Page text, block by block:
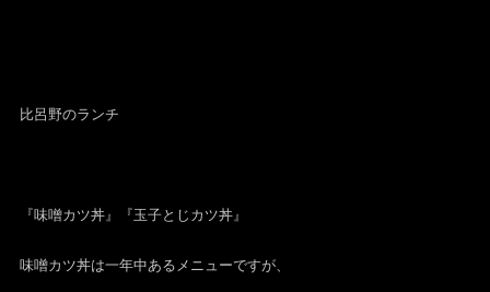
比呂野のランチ
『味噌カツ丼』『玉子とじカツ丼』
味噌カツ丼は一年中あるメニューですが、